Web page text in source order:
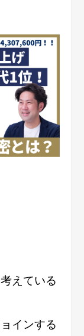
えている
インする